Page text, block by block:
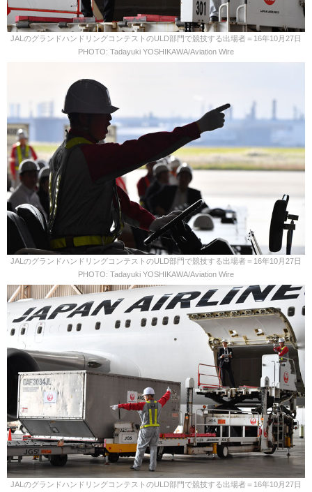
JALのグランドハンドリングコンテストのULD部門で競技する出場者＝16年10月27日
PHOTO: Tadayuki YOSHIKAWA/Aviation Wire
JALのグランドハンドリングコンテストのULD部門で競技する出場者＝16年10月27日
PHOTO: Tadayuki YOSHIKAWA/Aviation Wire
JALのグランドハンドリングコンテストのULD部門で競技する出場者＝16年10月27日